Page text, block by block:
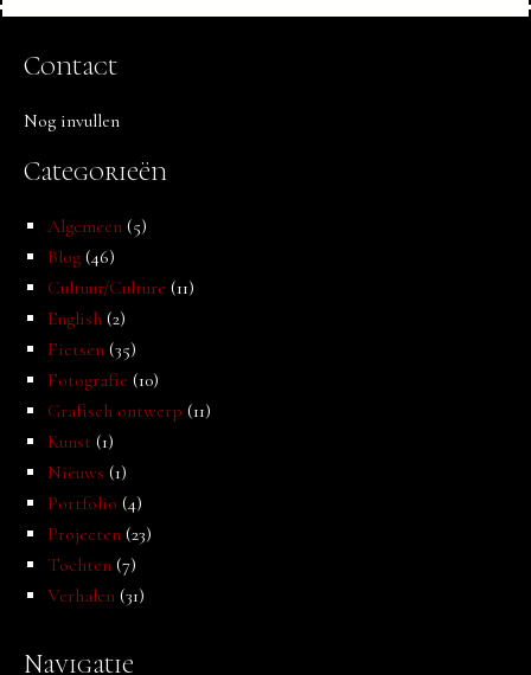
Contact
Nog invullen
Categorieën
Algemeen (5)
Blog (46)
Cultuur/Culture (11)
English (2)
Fietsen (35)
Fotografie (10)
Grafisch ontwerp (11)
Kunst (1)
Nieuws (1)
Portfolio (4)
Projecten (23)
Tochten (7)
Verhalen (31)
Navigatie